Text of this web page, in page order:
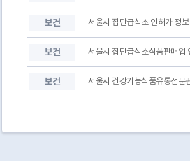
보건 서울시 집단급식소 인허가 정보
보건 서울시 집단급식소식품판매업
보건 서울시 건강기능식품유통전문